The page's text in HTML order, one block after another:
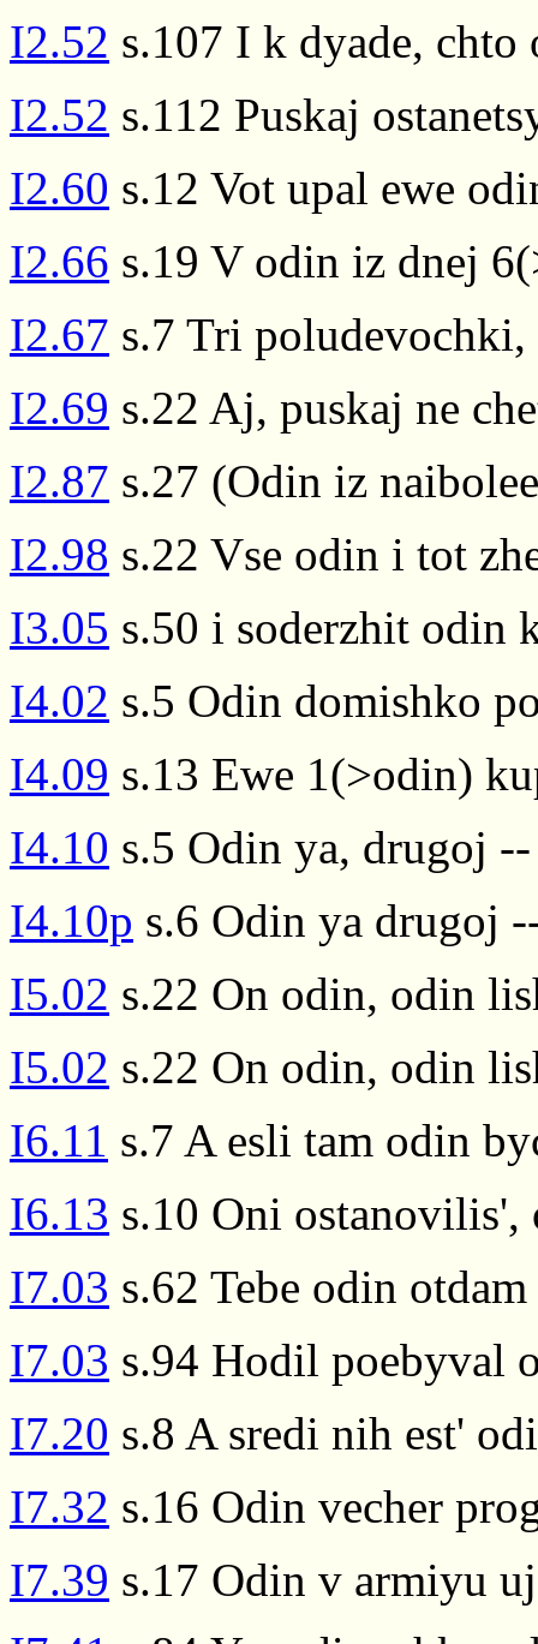
I2.52 s.107 I k dyade, chto
I2.52 s.112 Puskaj
I2.60 s.12 Vot upal ewe
I2.66 s.19 V odin iz dnej
I2.67 s.7 Tri
I2.69 s.22 Aj, puskaj ne
I2.87 s.27 (Odin iz
I2.98 s.22 Vse odin i tot
I3.05 s.50 i soderzhit odin
I4.02 s.5 Odin domishko
I4.09 s.13 Ewe 1(>odin)
I4.10 s.5 Odin ya, drugoj
I4.10p s.6 Odin ya drugoj
I5.02 s.22 On odin, odin
I5.02 s.22 On odin, odin
I6.11 s.7 A esli tam odin
I6.13 s.10 Oni ostanovilis',
I7.03 s.62 Tebe odin otdam
I7.03 s.94 Hodil poebyval
I7.20 s.8 A sredi nih est'
I7.32 s.16 Odin vecher
I7.39 s.17 Odin v armiyu